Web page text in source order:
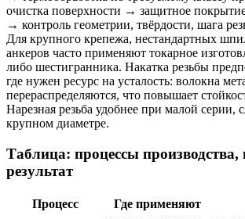
очистка поверхности → защитное
→ контроль геометрии, твёрдости, шага
Для крупного крепежа, нестандартных
анкеров часто применяют токарное
либо шестигранника. Накатка резьбы
где нужен ресурс на усталость: волокна
перераспределяются, что повышает
Нарезная резьба удобнее при малой серии,
крупном диаметре.
Таблица: процессы производства,
результат
Процесс Где применяют